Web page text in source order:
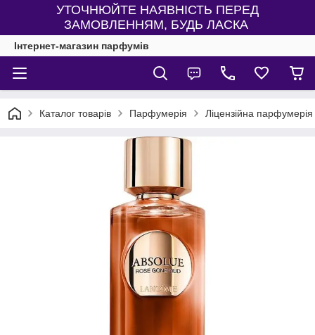
УТОЧНЮЙТЕ НАЯВНІСТЬ ПЕРЕД
ЗАМОВЛЕННЯМ, БУДЬ ЛАСКА
Інтернет-магазин парфумів
Каталог товарів Парфумерія Ліцензійна парфумерія